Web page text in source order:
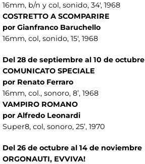
16mm, b/n y col, sonido, 34', 1968
COSTRETTO A SCOMPARIRE
por Gianfranco Baruchello
16mm, col, sonido, 15', 1968
Del 28 de septiembre al 10 de octubre
COMUNICATO SPECIALE
por Renato Ferraro
16mm, col., sonoro, 8’, 1968
VAMPIRO ROMANO
por Alfredo Leonardi
Super8, col, sonoro, 25’, 1970
Del 26 de octubre al 14 de noviembre
ORGONAUTI, EVVIVA!